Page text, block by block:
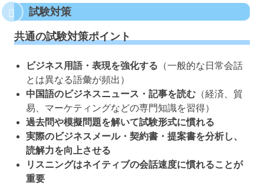
試験対策
共通の試験対策ポイント
ビジネス用語・表現を強化する （一般的な日常会話
とは異なる語彙が頻出）
中国語のビジネスニュース・記事を読む （経済、貿
易、マーケティングなどの専門知識を習得）
過去問や模擬問題を解いて試験形式に慣れる
実際のビジネスメール・契約書・提案書を分析し、
読解力を向上させる
リスニングはネイティブの会話速度に慣れることが
重要